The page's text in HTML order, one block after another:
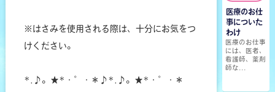
※はさみを使用される際は、十分にお気をつ
けください。
*.♪。★*・゜・＊♪*.♪。★*・゜・＊
医療のお仕
事についた
わけ
医療のお仕事
には、医者、
看護師、薬剤
師な...